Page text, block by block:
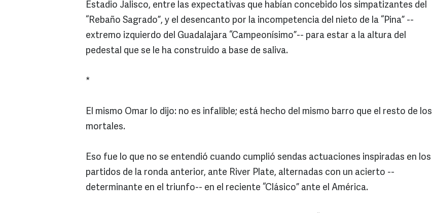
Estadio Jalisco, entre las expectativas que habían concebido los simpatizantes del
“Rebaño Sagrado”, y el desencanto por la incompetencia del nieto de la “Pina” --
extremo izquierdo del Guadalajara “Campeonísimo”-- para estar a la altura del
pedestal que se le ha construido a base de saliva.
*
El mismo Omar lo dijo: no es infalible; está hecho del mismo barro que el resto de los
mortales.
Eso fue lo que no se entendió cuando cumplió sendas actuaciones inspiradas en los
partidos de la ronda anterior, ante River Plate, alternadas con un acierto --
determinante en el triunfo-- en el reciente “Clásico” ante el América.